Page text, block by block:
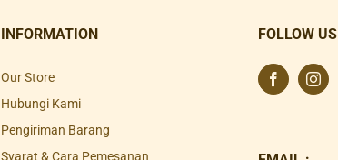
INFORMATION
Our Store
Hubungi Kami
Pengiriman Barang
Syarat & Cara Pemesanan
FOLLOW US